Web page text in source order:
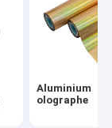
Aluminium
olographe